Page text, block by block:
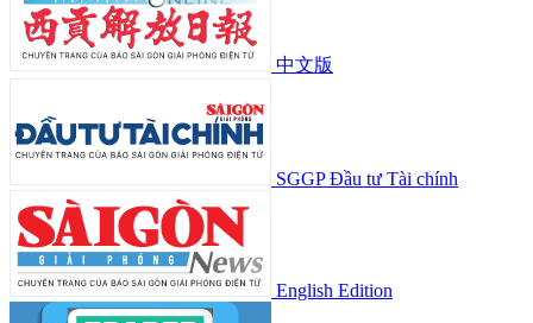
中文版
SGGP Đầu tư Tài chính
English Edition